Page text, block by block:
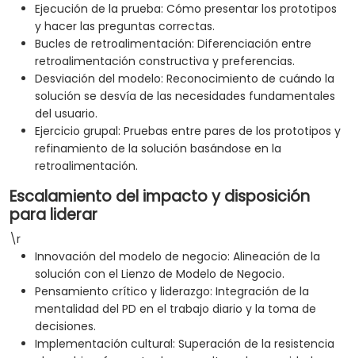
Ejecución de la prueba: Cómo presentar los prototipos
y hacer las preguntas correctas.
Bucles de retroalimentación: Diferenciación entre
retroalimentación constructiva y preferencias.
Desviación del modelo: Reconocimiento de cuándo la
solución se desvía de las necesidades fundamentales
del usuario.
Ejercicio grupal: Pruebas entre pares de los prototipos y
refinamiento de la solución basándose en la
retroalimentación.
Escalamiento del impacto y disposición
para liderar
\r
Innovación del modelo de negocio: Alineación de la
solución con el Lienzo de Modelo de Negocio.
Pensamiento crítico y liderazgo: Integración de la
mentalidad del PD en el trabajo diario y la toma de
decisiones.
Implementación cultural: Superación de la resistencia